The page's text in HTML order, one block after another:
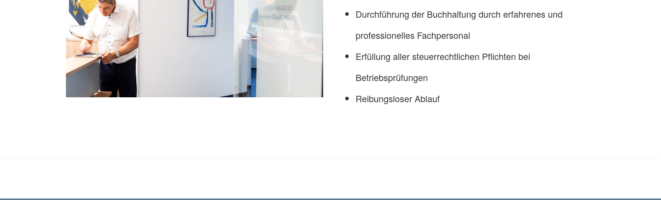
Durchführung der Buchhaltung durch erfahrenes und
professionelles Fachpersonal
Erfüllung aller steuerrechtlichen Pflichten bei
Betriebsprüfungen
Reibungsloser Ablauf